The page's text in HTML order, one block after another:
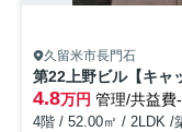
久留米市長門石
第22上野ビル【キャ
4.8万円 管理/共益費-
4階 / 52.00㎡ / 2LDK /